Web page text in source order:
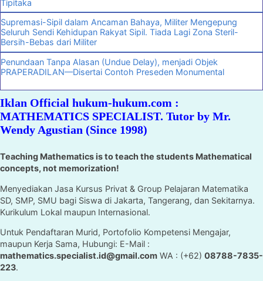
Tipitaka
Supremasi-Sipil dalam Ancaman Bahaya, Militer Mengepung
Seluruh Sendi Kehidupan Rakyat Sipil. Tiada Lagi Zona Steril-
Bersih-Bebas dari Militer
Penundaan Tanpa Alasan (Undue Delay), menjadi Objek
PRAPERADILAN—Disertai Contoh Preseden Monumental
Iklan Official hukum-hukum.com :
MATHEMATICS SPECIALIST. Tutor by Mr.
Wendy Agustian (Since 1998)
Teaching Mathematics is to teach the students Mathematical
concepts, not memorization!
Menyediakan Jasa Kursus Privat & Group Pelajaran Matematika
SD, SMP, SMU bagi Siswa di Jakarta, Tangerang, dan Sekitarnya.
Kurikulum Lokal maupun Internasional.
Untuk Pendaftaran Murid, Portofolio Kompetensi Mengajar,
maupun Kerja Sama, Hubungi: E-Mail :
mathematics.specialist.id@gmail.com WA : (+62) 08788-7835-
223.